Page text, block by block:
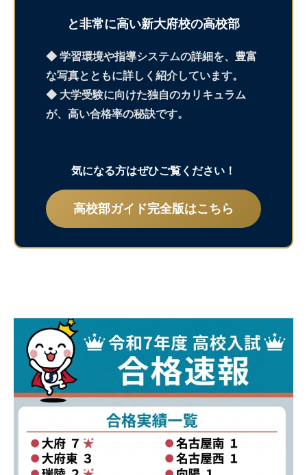
と非常に高い新大府校の高校部
◆ 学習環境や指導システムの詳細を、豊富
な写真とともに詳しく紹介しています。
◆ 大学受験に向けた独自のカリキュラム
が、高い合格率の秘訣です。
気になる方はぜひご覧ください！
高校部ガイド完全版はこちら